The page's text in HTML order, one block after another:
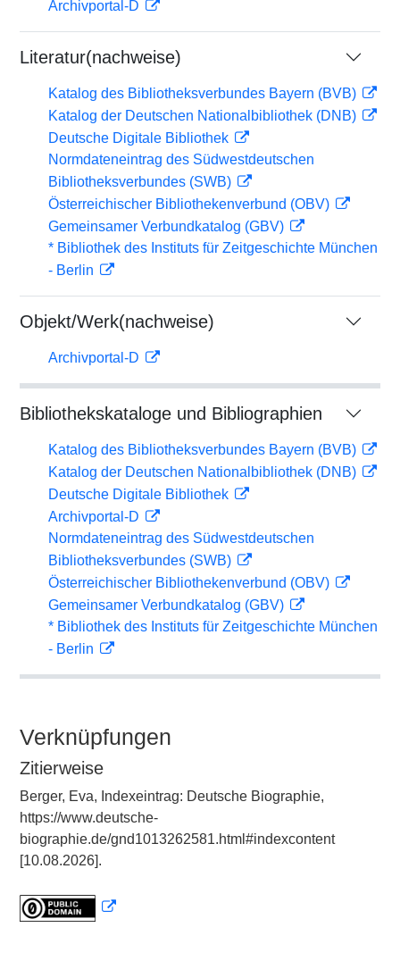
Archivportal-D
Literatur(nachweise)
Katalog des Bibliotheksverbundes Bayern (BVB)
Katalog der Deutschen Nationalbibliothek (DNB)
Deutsche Digitale Bibliothek
Normdateneintrag des Südwestdeutschen
Bibliotheksverbundes (SWB)
Österreichischer Bibliothekenverbund (OBV)
Gemeinsamer Verbundkatalog (GBV)
* Bibliothek des Instituts für Zeitgeschichte München
- Berlin
Objekt/Werk(nachweise)
Archivportal-D
Bibliothekskataloge und Bibliographien
Katalog des Bibliotheksverbundes Bayern (BVB)
Katalog der Deutschen Nationalbibliothek (DNB)
Deutsche Digitale Bibliothek
Archivportal-D
Normdateneintrag des Südwestdeutschen
Bibliotheksverbundes (SWB)
Österreichischer Bibliothekenverbund (OBV)
Gemeinsamer Verbundkatalog (GBV)
* Bibliothek des Instituts für Zeitgeschichte München
- Berlin
Verknüpfungen
Zitierweise
Berger, Eva, Indexeintrag: Deutsche Biographie,
https://www.deutsche-
biographie.de/gnd1013262581.html#indexcontent
[10.08.2026].